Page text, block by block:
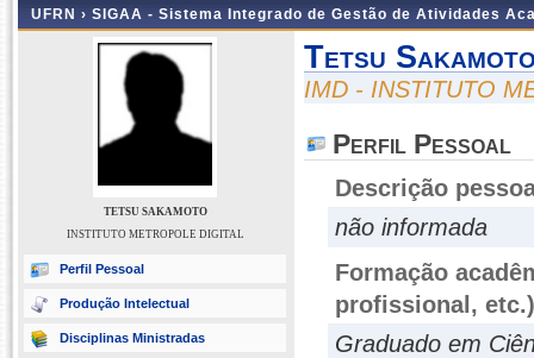
UFRN › SIGAA - Sistema Integrado de Gestão de Atividades
TETSU SAKAMOTO
INSTITUTO METROPOLE DIGITAL
Perfil Pessoal
Produção Intelectual
Disciplinas Ministradas
Tetsu
IMD - INSTITUTO
Perfil Pessoal
Descrição
não informada
Formação
profissional, etc.)
Graduado em